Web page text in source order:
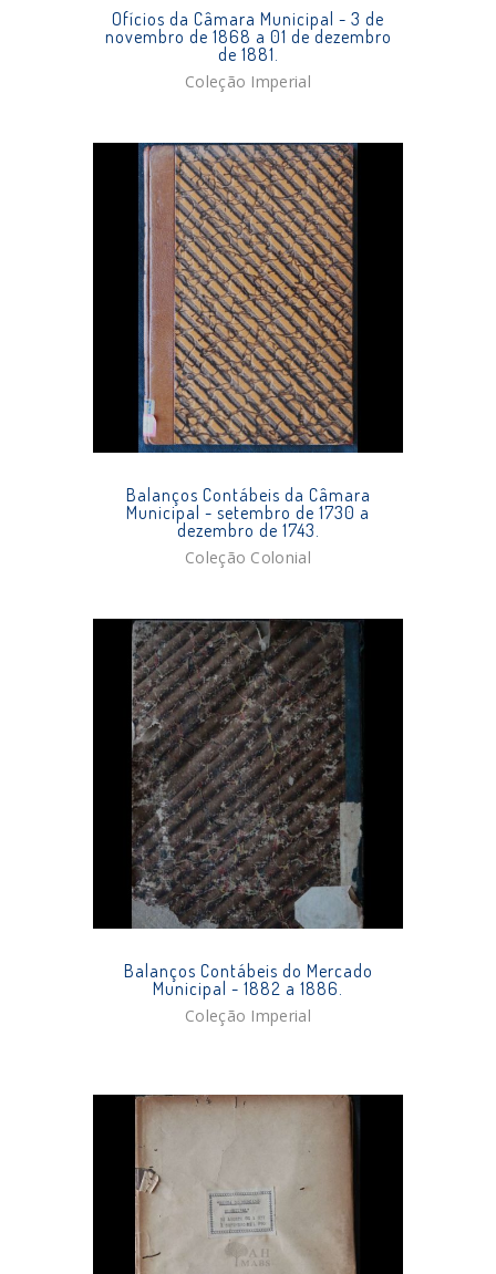
Ofícios da Câmara Municipal - 3 de
novembro de 1868 a 01 de dezembro
de 1881.
Coleção Imperial
Balanços Contábeis da Câmara
Municipal - setembro de 1730 a
dezembro de 1743.
Coleção Colonial
Balanços Contábeis do Mercado
Municipal - 1882 a 1886.
Coleção Imperial